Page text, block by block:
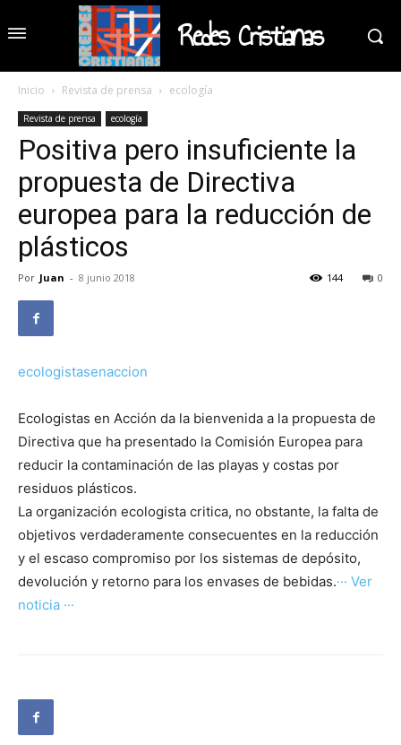
Redes Cristianas
Inicio Revista de prensa ecología
Revista de prensa ecología
Positiva pero insuficiente la
propuesta de Directiva
europea para la reducción de
plásticos
Por Juan - 8 junio 2018 0
144
ecologistasenaccion
Ecologistas en Acción da la bienvenida a la propuesta de
Directiva que ha presentado la Comisión Europea para
reducir la contaminación de las playas y costas por
residuos plásticos.
La organización ecologista critica, no obstante, la falta de
objetivos verdaderamente consecuentes en la reducción
y el escaso compromiso por los sistemas de depósito,
devolución y retorno para los envases de bebidas.··· Ver
noticia ···